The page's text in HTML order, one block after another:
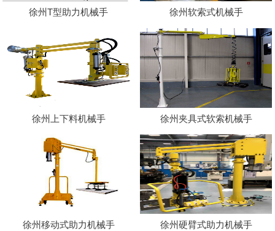
徐州T型助力机械手 徐州软索式机械手
徐州上下料机械手 徐州夹具式软索机械手
徐州移动式助力机械手 徐州硬臂式助力机械手